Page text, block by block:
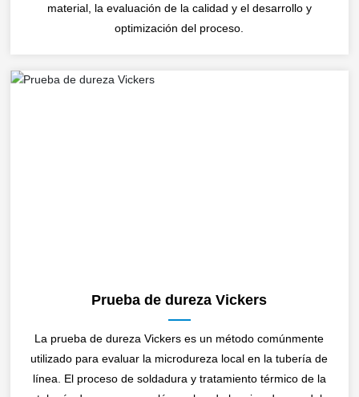
material, la evaluación de la calidad y el desarrollo y
optimización del proceso.
Prueba de dureza Vickers
La prueba de dureza Vickers es un método comúnmente
utilizado para evaluar la microdureza local en la tubería de
línea. El proceso de soldadura y tratamiento térmico de la